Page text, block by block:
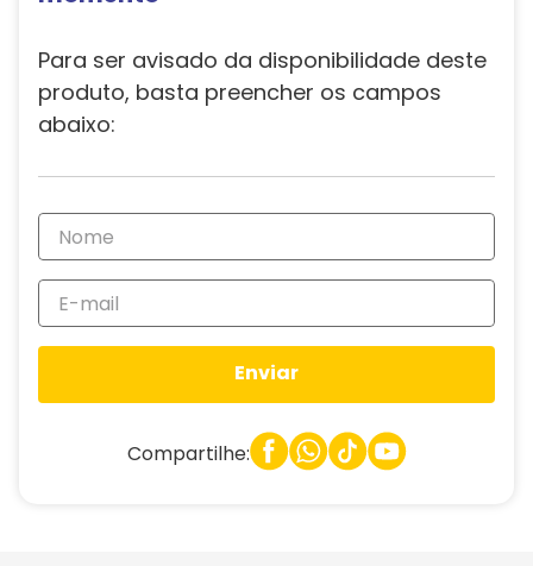
Para ser avisado da disponibilidade deste
produto, basta preencher os campos
abaixo:
Enviar
Compartilhe: